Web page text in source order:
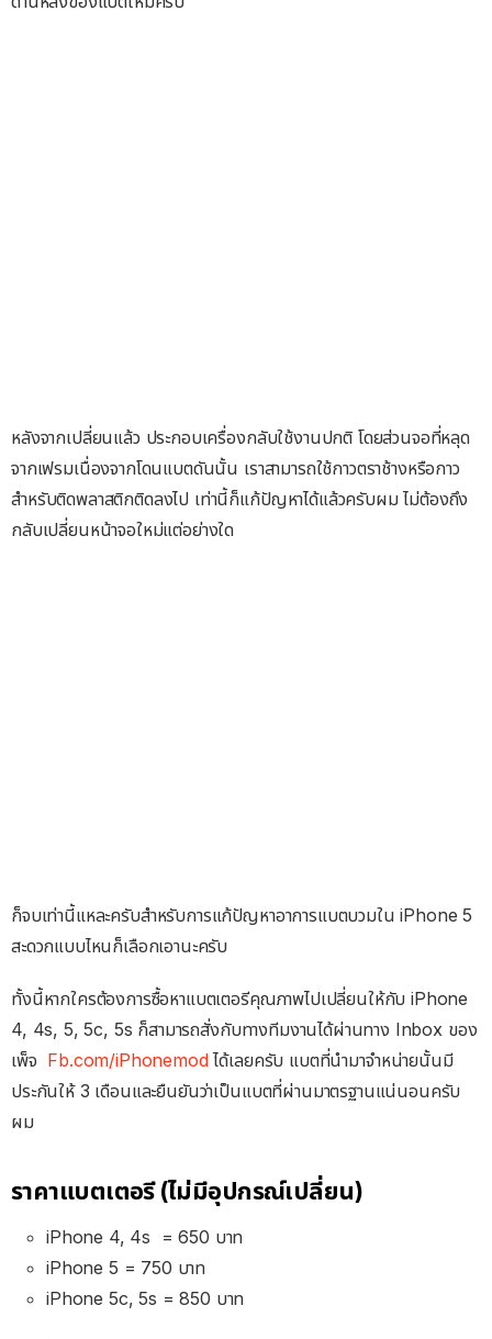
หลังจากเปลี่ยนแล้ว ประกอบเครื่องกลับใช้งานปกติ โดยส่วนจอที่หลุด
จากเฟรมเนื่องจากโดนแบตดันนั้น เราสามารถใช้กาวตราช้างหรือกาว
สำหรับติดพลาสติกติดลงไป เท่านี้ก็แก้ปัญหาได้แล้วครับผม ไม่ต้องถึง
กลับเปลี่ยนหน้าจอใหม่แต่อย่างใด
ก็จบเท่านี้แหละครับสำหรับการแก้ปัญหาอาการแบตบวมใน iPhone 5
สะดวกแบบไหนก็เลือกเอานะครับ
ทั้งนี้หากใครต้องการซื้อหาแบตเตอรีคุณภาพไปเปลี่ยนให้กับ iPhone
4, 4s, 5, 5c, 5s ก็สามารถสั่งกับทางทีมงานได้ผ่านทาง Inbox ของ
เพ็จ Fb.com/iPhonemodได้เลยครับ แบตที่นำมาจำหน่ายนั้นมี
ประกันให้ 3 เดือนและยืนยันว่าเป็นแบตที่ผ่านมาตรฐานแน่นอนครับ
ผม
ราคาแบตเตอรี (ไม่มีอุปกรณ์เปลี่ยน)
iPhone 4, 4s = 650 บาท
iPhone 5 = 750 บาท
iPhone 5c, 5s = 850 บาท